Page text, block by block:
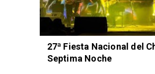
27ª Fiesta Nacional del
Septima Noche